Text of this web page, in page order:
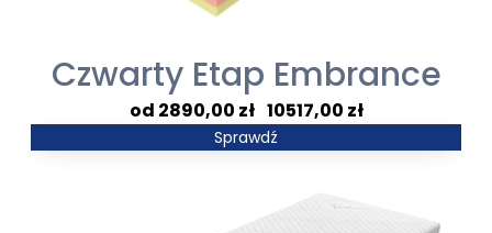
Czwarty Etap Embrance
2890,00 zł– 10517,00 zł
Zakres
Sprawdź